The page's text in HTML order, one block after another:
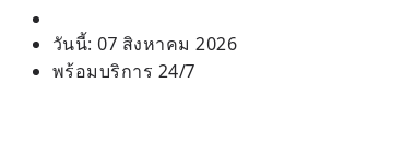
วันนี้: 07 สิงหาคม 2026
พร้อมบริการ 24/7